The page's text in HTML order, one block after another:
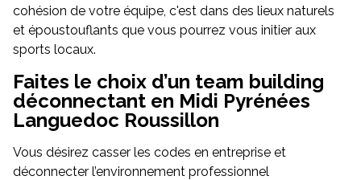
cohésion de votre équipe, c'est dans des lieux naturels
et époustouflants que vous pourrez vous initier aux
sports locaux.
Faites le choix d’un team building
déconnectant en Midi Pyrénées
Languedoc Roussillon
Vous désirez casser les codes en entreprise et
déconnecter l’environnement professionnel